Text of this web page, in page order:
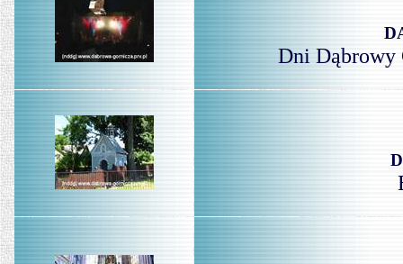
Dni Dąbrowy